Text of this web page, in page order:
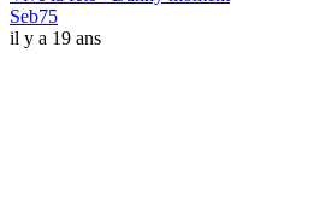
Seb75
il y a 19 ans